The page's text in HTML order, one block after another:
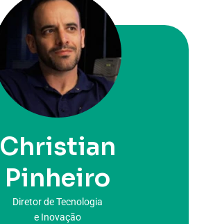
Christian
Pinheiro
Diretor de Tecnologia
e Inovação